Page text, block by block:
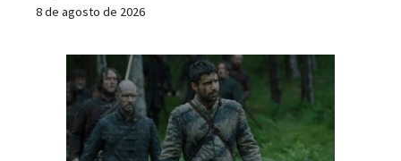
8 de agosto de 2026